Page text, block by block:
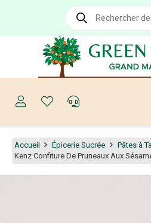
Recherche
produits
Accueil Épicerie Sucrée
Pâtes à
Kenz Confiture De Pruneaux Aux